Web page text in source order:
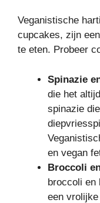
Veganistische
cupcakes, zijn
te eten. Probeer
Spinazie
die het
spinazie
en vegan
Broccoli
broccoli en
een